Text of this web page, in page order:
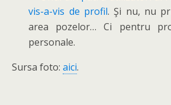
vis-a-vis de profil. Şi nu, nu
area pozelor… Ci pentru
personale.
Sursa foto: aici.